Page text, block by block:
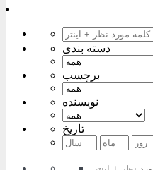
دسته بندی
برچسب
نویسنده
تاریخ